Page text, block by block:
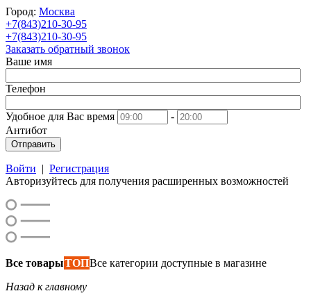
Город: Москва
+7(843)210-30-95
+7(843)210-30-95
Заказать обратный звонок
Ваше имя
Телефон
Удобное для Вас время
-
Антибот
Отправить
Войти | Регистрация
Авторизуйтесь для получения расширенных возможностей
Все товарыТОПВсе категории доступные в магазине
Назад к главному